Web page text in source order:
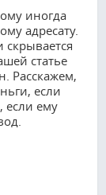
иногда
адресату.
статье
Расскажем,
если
если ему